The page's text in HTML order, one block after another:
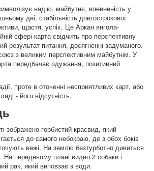
надію, майбутнє, впевненість у
дні, стабільність довгострокової
щастя, успіх. Це Аркан янгола-
сфері карта свідчить про перспективну
результат питання, досягненні задуманого.
з великим перспективним майбутнім. У
передбачає одужання, позитивний
проте в оточенні несприятливих карт, або
- його відсутність.
зображено горбистий краєвид, який
до самого небокраю, де з обох боків
вежі. На землю безтурботно дивиться
На передньому плані видно 2 собаки і
рак, який виповзає з води.